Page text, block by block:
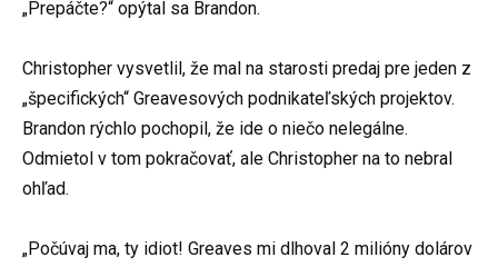
„Prepáčte?“ opýtal sa Brandon.
Christopher vysvetlil, že mal na starosti predaj pre jeden z
„špecifických“ Greavesových podnikateľských projektov.
Brandon rýchlo pochopil, že ide o niečo nelegálne.
Odmietol v tom pokračovať, ale Christopher na to nebral
ohľad.
„Počúvaj ma, ty idiot! Greaves mi dlhoval 2 milióny dolárov